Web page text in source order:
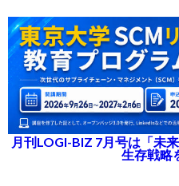
月刊LOGI-BIZ 7月号は「未
生存戦略